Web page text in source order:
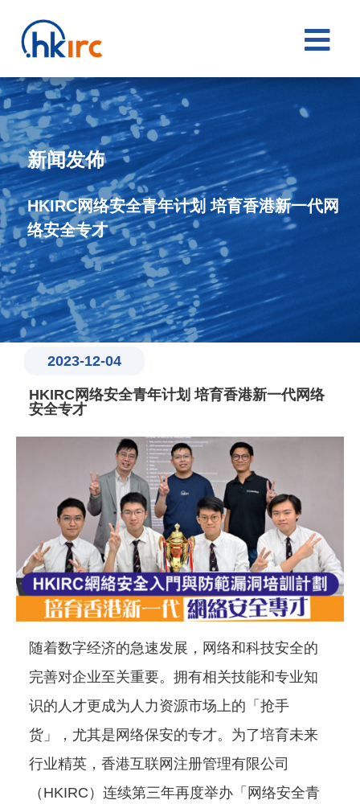

新闻发佈
HKIRC网络安全青年计划 培育香港新一代网
络安全专才
2023-12-04
HKIRC网络安全青年计划 培育香港新一代网络
安全专才
随着数字经济的急速发展，网络和科技安全的
完善对企业至关重要。拥有相关技能和专业知
识的人才更成为人力资源市场上的「抢手
货」，尤其是网络保安的专才。为了培育未来
行业精英，香港互联网注册管理有限公司
（HKIRC）连续第三年再度举办「网络安全青